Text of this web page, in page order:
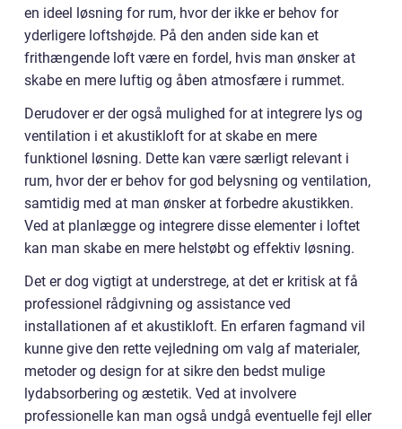
en ideel løsning for rum, hvor der ikke er behov for
yderligere loftshøjde. På den anden side kan et
frithængende loft være en fordel, hvis man ønsker at
skabe en mere luftig og åben atmosfære i rummet.
Derudover er der også mulighed for at integrere lys og
ventilation i et akustikloft for at skabe en mere
funktionel løsning. Dette kan være særligt relevant i
rum, hvor der er behov for god belysning og ventilation,
samtidig med at man ønsker at forbedre akustikken.
Ved at planlægge og integrere disse elementer i loftet
kan man skabe en mere helstøbt og effektiv løsning.
Det er dog vigtigt at understrege, at det er kritisk at få
professionel rådgivning og assistance ved
installationen af et akustikloft. En erfaren fagmand vil
kunne give den rette vejledning om valg af materialer,
metoder og design for at sikre den bedst mulige
lydabsorbering og æstetik. Ved at involvere
professionelle kan man også undgå eventuelle fejl eller